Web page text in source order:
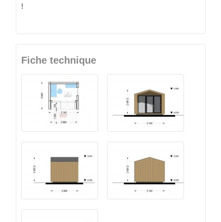
!
Fiche technique